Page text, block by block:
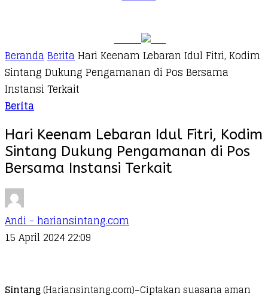
BerandaBeritaHari Keenam Lebaran Idul Fitri, Kodim
Sintang Dukung Pengamanan di Pos Bersama
Instansi Terkait
Berita
Hari Keenam Lebaran Idul Fitri, Kodim
Sintang Dukung Pengamanan di Pos
Bersama Instansi Terkait
Andi - hariansintang.com
15 April 2024 22:09
Sintang(Hariansintang.com)–Ciptakan suasana aman